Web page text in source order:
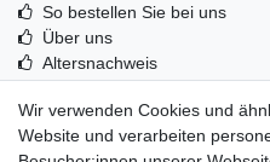
So bestellen Sie bei uns
Über uns
Altersnachweis
Echtheit von
Messer Info Forum
Wir verwenden Cookies und
Website und verarbeiten